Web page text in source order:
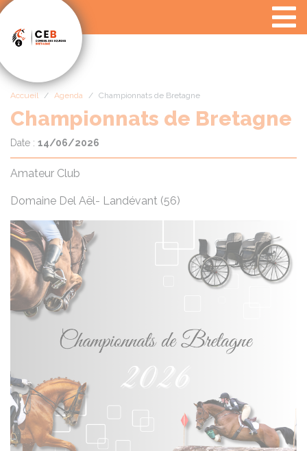
Accueil Agenda Championnats de Bretagne
Championnats de Bretagne
Date : 14/06/2026
Amateur Club
Domaine Del Aël- Landévant (56)
Panneau de gestion des cookies